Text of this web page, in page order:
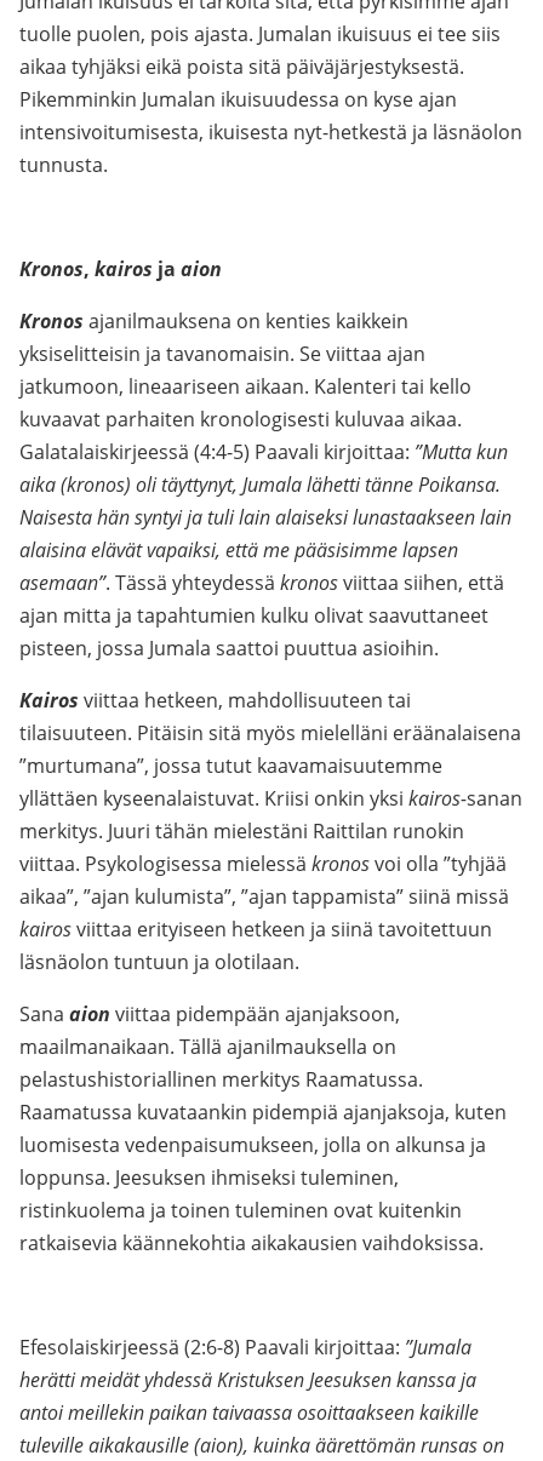
tuolle puolen, pois ajasta. Jumalan ikuisuus ei tee siis
aikaa tyhjäksi eikä poista sitä päiväjärjestyksestä.
Pikemminkin Jumalan ikuisuudessa on kyse ajan
intensivoitumisesta, ikuisesta nyt-hetkestä ja läsnäolon
tunnusta.
Kronos, kairos ja aion
Kronos ajanilmauksena on kenties kaikkein
yksiselitteisin ja tavanomaisin. Se viittaa ajan
jatkumoon, lineaariseen aikaan. Kalenteri tai kello
kuvaavat parhaiten kronologisesti kuluvaa aikaa.
Galatalaiskirjeessä (4:4-5) Paavali kirjoittaa: ”Mutta kun
aika (kronos) oli täyttynyt, Jumala lähetti tänne Poikansa.
Naisesta hän syntyi ja tuli lain alaiseksi lunastaakseen lain
alaisina elävät vapaiksi, että me pääsisimme lapsen
asemaan”. Tässä yhteydessä kronosviittaa siihen, että
ajan mitta ja tapahtumien kulku olivat saavuttaneet
pisteen, jossa Jumala saattoi puuttua asioihin.
Kairos viittaa hetkeen, mahdollisuuteen tai
tilaisuuteen. Pitäisin sitä myös mielelläni eräänalaisena
”murtumana”, jossa tutut kaavamaisuutemme
yllättäen kyseenalaistuvat. Kriisi onkin yksi kairos-sanan
merkitys. Juuri tähän mielestäni Raittilan runokin
viittaa. Psykologisessa mielessä kronosvoi olla ”tyhjää
aikaa”, ”ajan kulumista”, ”ajan tappamista” siinä missä
kairosviittaa erityiseen hetkeen ja siinä tavoitettuun
läsnäolon tuntuun ja olotilaan.
Sana aion viittaa pidempään ajanjaksoon,
maailmanaikaan. Tällä ajanilmauksella on
pelastushistoriallinen merkitys Raamatussa.
Raamatussa kuvataankin pidempiä ajanjaksoja, kuten
luomisesta vedenpaisumukseen, jolla on alkunsa ja
loppunsa. Jeesuksen ihmiseksi tuleminen,
ristinkuolema ja toinen tuleminen ovat kuitenkin
ratkaisevia käännekohtia aikakausien vaihdoksissa.
Efesolaiskirjeessä (2:6-8) Paavali kirjoittaa: ”Jumala
herätti meidät yhdessä Kristuksen Jeesuksen kanssa ja
antoi meillekin paikan taivaassa osoittaakseen kaikille
tuleville aikakausille (aion), kuinka äärettömän runsas on